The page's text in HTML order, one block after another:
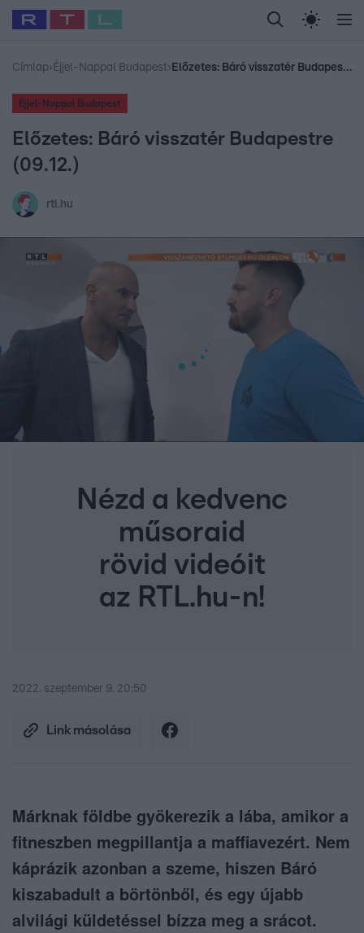
Legfrissebb RTL Híradó Randi Celeb vagyok,
Babits Marcella Most Wanted Gallusz
Címlap› Éjjel-Nappal Budapest› Előzetes: Báró visszatér Budapestre (09.12.)
Éjjel-Nappal Budapest
Előzetes: Báró visszatér Budapestre
(09.12.)
rtl.hu
Nézd a kedvenc
műsoraid
rövid videóit
az RTL.hu-n!
2022. szeptember 9. 20:50
Link másolása
Márknak földbe gyökerezik a lába, amikor a
fitneszben megpillantja a maffiavezért. Nem
káprázik azonban a szeme, hiszen Báró
kiszabadult a börtönből, és egy újabb
alvilági küldetéssel bízza meg a srácot.